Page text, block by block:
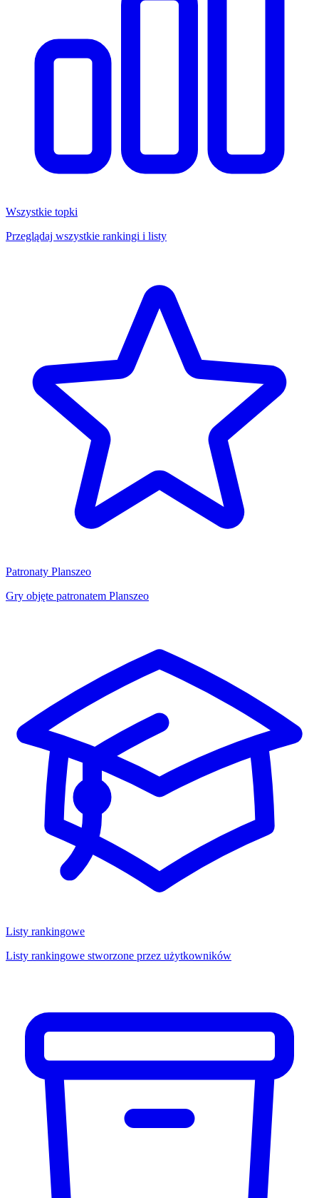
Wszystkie topki
Przeglądaj wszystkie rankingi i listy
Patronaty Planszeo
Gry objęte patronatem Planszeo
Listy rankingowe
Listy rankingowe stworzone przez użytkowników